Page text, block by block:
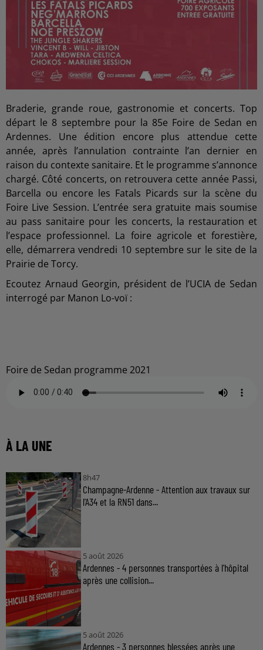
Braderie, grande roue, gastronomie et concerts. Top
départ le 8 septembre pour la 85e Foire de Sedan en
Ardennes. Une édition encore plus attendue cette
année, après l’annulation contrainte l’an dernier en
raison du contexte sanitaire. Et le programme s’annonce
chargé. Côté concerts, on retrouvera cette année Passi,
Barcella ou encore les Fatals Picards sur la scène du
Foire Live Session. L’entrée sera gratuite mais soumise
au pass sanitaire pour les concerts, la restauration et
l’espace professionnel. La foire agricole et forestière,
elle, démarrera vendredi 10 septembre sur le site de la
Prairie de Torcy.
Ecoutez Arnaud Georgin, président de l’UCIA de Sedan
interrogé par Manon Lo-voï :
Foire de Sedan programme 2021
À LA UNE
8h47
Champagne-Ardenne - Attention aux travaux sur
l'A34 et la RN51 dans...
5 août 2026
Ardennes - 4 personnes transportées à l'hôpital
après une collision...
5 août 2026
Ardennes - 3 personnes blessées après une